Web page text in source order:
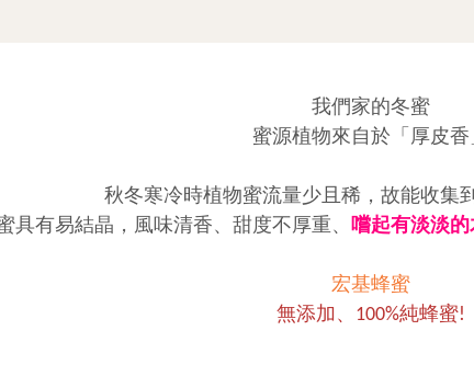
我們家的冬蜜
蜜源植物來自於「厚皮香
秋冬寒冷時植物蜜流量少且稀，故能收集
具有易結晶，風味清香、甜度不厚重、 嚐起有淡淡
宏基蜂蜜
無添加、100%純蜂蜜!